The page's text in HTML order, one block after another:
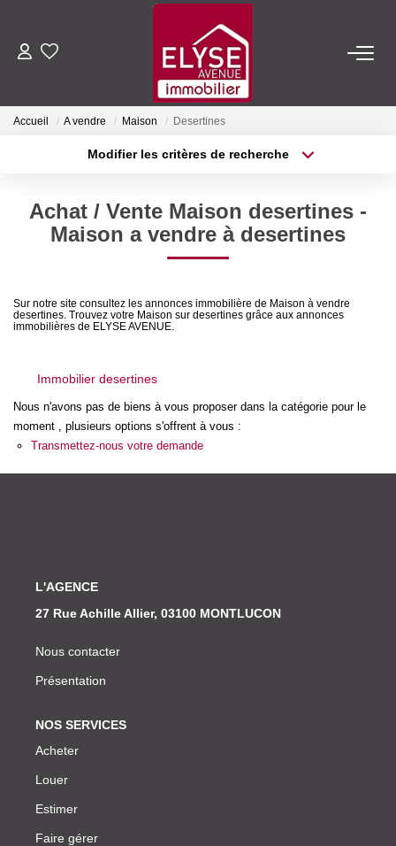
ACHETER
NOTRE AGENCE
Nos Actualités
Accueil A vendre Maison Desertines
Modifier les critères de recherche
Sélectionnez...
Type de bien
Surface min
Créer une alerte
Achat / Vente Maison desertines -
Maison a vendre à desertines
Sur notre site consultez les annonces immobilière de Maison à vendre
desertines. Trouvez votre Maison sur desertines grâce aux annonces
immobilières de ELYSE AVENUE.
Immobilier desertines
Nous n'avons pas de biens à vous proposer dans la catégorie pour le
moment , plusieurs options s'offrent à vous :
Transmettez-nous votre demande
L'AGENCE
27 Rue Achille Allier, 03100 MONTLUCON
Nous contacter
Présentation
NOS SERVICES
Acheter
Louer
Estimer
Faire gérer